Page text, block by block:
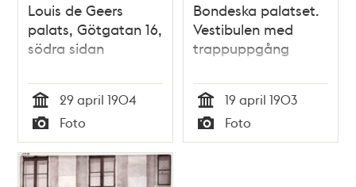
Louis de Geers
palats, Götgatan 16,
södra sidan
Tid
29 april 1904
Typ
Foto
Bondeska palatset.
Vestibulen med
trappuppgång
Tid
19 april 1903
Typ
Foto